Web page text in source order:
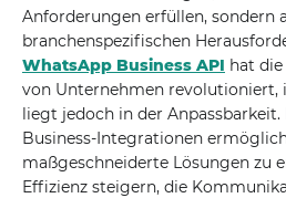
Anforderungen erfüllen, sondern
branchenspezifischen
WhatsApp Business API hat
von Unternehmen revolutioniert,
liegt jedoch in der
Business-Integrationen
maßgeschneiderte Lösungen zu
Effizienz steigern, die